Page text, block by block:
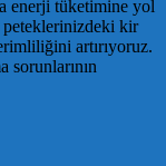
enerji tüketimine yol
peteklerinizdeki kir
artırıyoruz.
sorunlarının